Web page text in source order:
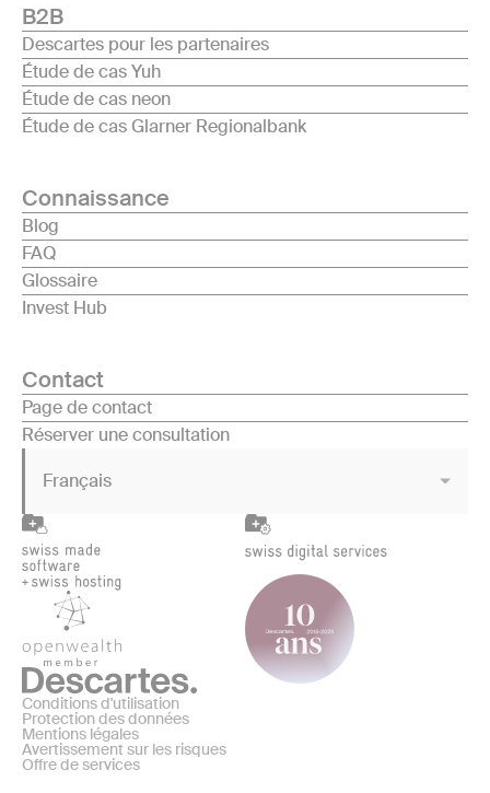
B2B
Descartes pour les partenaires
Étude de cas Yuh
Étude de cas neon
Étude de cas Glarner Regionalbank
Connaissance
Blog
FAQ
Glossaire
Invest Hub
Contact
Page de contact
Réserver une consultation
Français
Conditions d'utilisation
Protection des données
Mentions légales
Avertissement sur les risques
Offre de services